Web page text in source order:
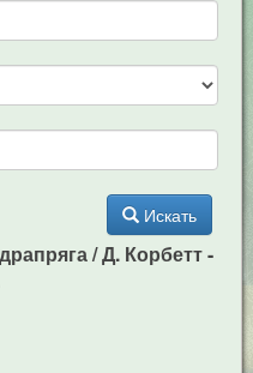
Искать
/ Д. Корбетт -